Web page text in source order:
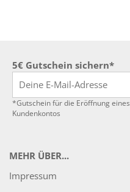
5€ Gutschein sichern*
*Gutschein für die Eröffnung eines
Kundenkontos
MEHR ÜBER...
Impressum